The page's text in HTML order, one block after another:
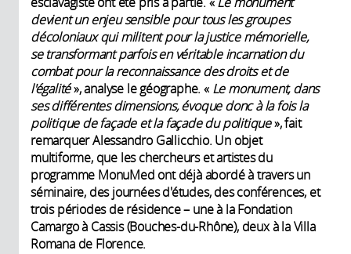
devient un enjeu sensible pour tous les groupes
décoloniaux qui militent pour la justice mémorielle,
se transformant parfois en véritable incarnation du
combat pour la reconnaissance des droits et de
l'égalité», analyse le géographe. « Le monument, dans
ses différentes dimensions, évoque donc à la fois la
politique de façade et la façade du politique», fait
remarquer Alessandro Gallicchio. Un objet
multiforme, que les chercheurs et artistes du
programme MonuMed ont déjà abordé à travers un
séminaire, des journées d'études, des conférences, et
trois périodes de résidence – une à la Fondation
Camargo à Cassis (Bouches-du-Rhône), deux à la Villa
Romana de Florence.